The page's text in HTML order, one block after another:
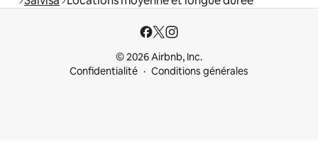
© 2026 Airbnb, Inc.
Confidentialité
Conditions générales